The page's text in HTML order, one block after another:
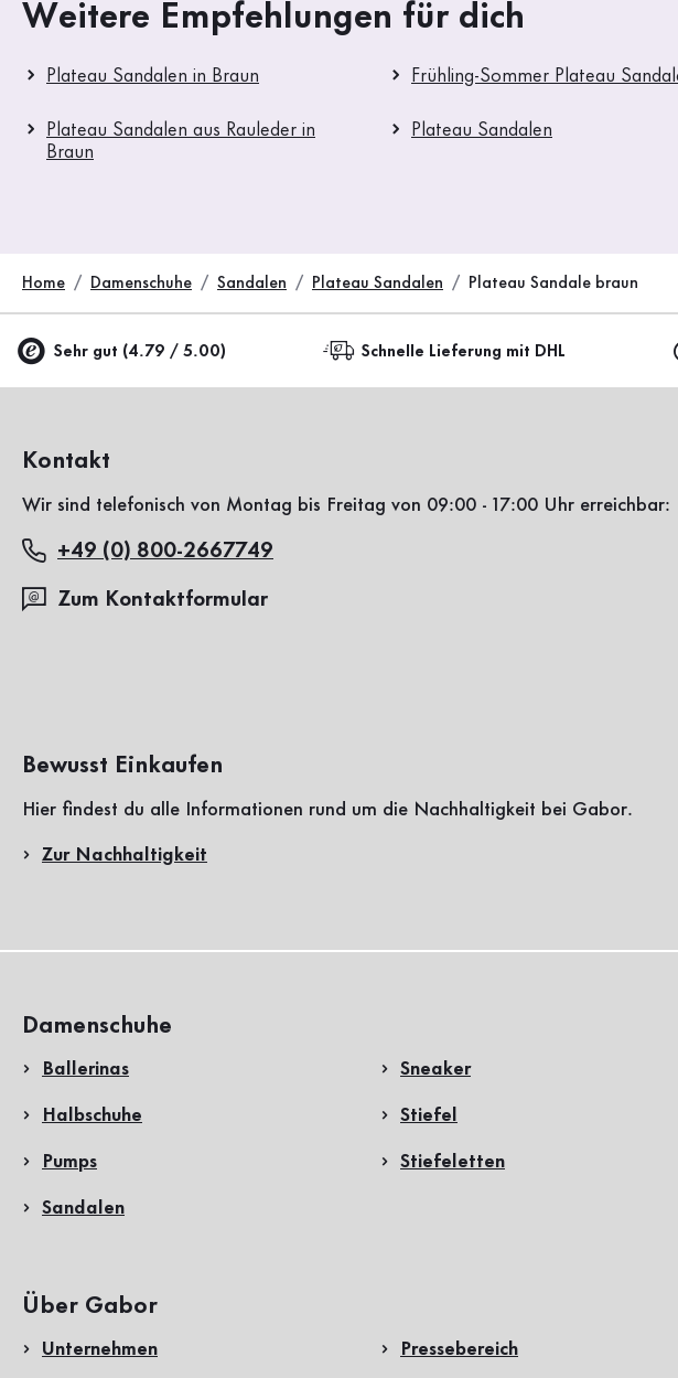
Weitere Empfehlungen für dich
Plateau Sandalen in Braun Frühling-Sommer Plateau
Plateau Sandalen aus Rauleder in
Braun
Plateau Sandalen
Home Damenschuhe Sandalen Plateau Sandalen Plateau Sandale braun
Sehr gut (4.79 / 5.00) Schnelle Lieferung mit DHL
Kontakt
Wir sind telefonisch von Montag bis Freitag von 09:00 - 17:00 Uhr erreichbar:
+49 (0) 800-2667749
Zum Kontaktformular
Bewusst Einkaufen
Hier findest du alle Informationen rund um die Nachhaltigkeit bei Gabor.
Zur Nachhaltigkeit
Damenschuhe
Ballerinas
Halbschuhe
Pumps
Sandalen
Sneaker
Stiefel
Stiefeletten
Über Gabor
Unternehmen Pressebereich